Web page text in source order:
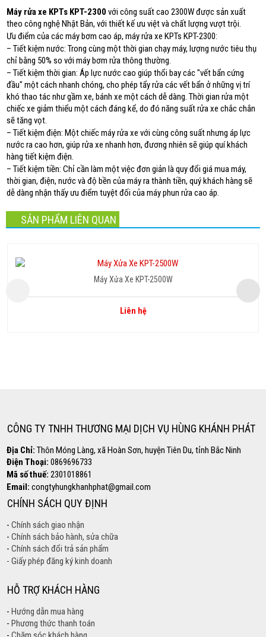
Máy rửa xe KPTs KPT-2300 với công suất cao 2300W được sản xuất
theo công nghệ Nhật Bản, với thiết kế ưu việt và chất lượng vượt trội.
Ưu điểm của các máy bơm cao áp, máy rửa xe KPTs KPT-2300:
– Tiết kiệm nước: Trong cùng một thời gian chạy máy, lượng nước tiêu thụ
chỉ bằng 50% so với máy bơm rửa thông thường.
– Tiết kiệm thời gian: Áp lực nước cao giúp thổi bay các "vết bẩn cứng
đầu" một cách nhanh chóng, cho phép tẩy rửa các vết bẩn ở những vị trí
khó thao tác như gầm xe, bánh xe một cách dễ dàng. Thời gian rửa một
chiếc xe giảm thiểu một cách đáng kể, do đó năng suất rửa xe chắc chắn
sẽ tăng vọt.
– Tiết kiệm điện: Một chiếc máy rửa xe với cùng công suất nhưng áp lực
nước ra cao hơn, giúp rửa xe nhanh hơn, đương nhiên sẽ giúp quí khách
hàng tiết kiệm điện.
– Tiết kiệm tiền: Chỉ cần làm một việc đơn giản là quy đổi giá mua máy,
thời gian, điện, nước và độ bền của máy ra thành tiền, quý khách hàng sẽ
dễ dàng nhận thấy ưu điểm tuyệt đối của máy phun rửa cao áp.
SẢN PHẨM LIÊN QUAN
Máy Xửa Xe KPT-2500W
Liên hệ
CÔNG TY TNHH THƯƠNG MẠI DỊCH VỤ HÙNG KHÁNH PHÁT
Địa Chỉ: Thôn Móng Làng, xã Hoàn Sơn, huyện Tiên Du, tỉnh Bắc Ninh
Điện Thoại: 0869696733
Mã số thuế: 2301018861
Email: congtyhungkhanhphat@gmail.com
CHÍNH SÁCH QUY ĐỊNH
- Chính sách giao nhận
- Chính sách bảo hành, sửa chữa
- Chính sách đổi trả sản phẩm
- Giấy phép đăng ký kinh doanh
HỖ TRỢ KHÁCH HÀNG
- Hướng dẫn mua hàng
- Phương thức thanh toán